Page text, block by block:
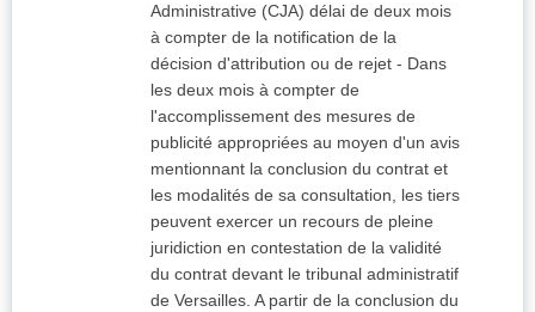
Administrative (CJA) délai de deux mois
à compter de la notification de la
décision d'attribution ou de rejet - Dans
les deux mois à compter de
l'accomplissement des mesures de
publicité appropriées au moyen d'un avis
mentionnant la conclusion du contrat et
les modalités de sa consultation, les tiers
peuvent exercer un recours de pleine
juridiction en contestation de la validité
du contrat devant le tribunal administratif
de Versailles. A partir de la conclusion du